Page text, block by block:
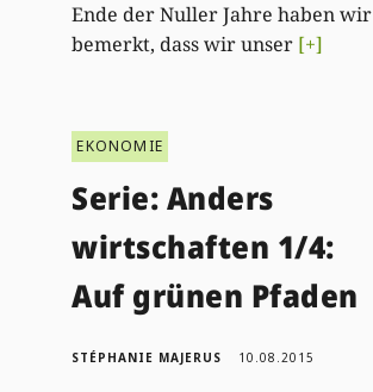
Ende der Nuller Jahre haben wir
bemerkt, dass wir unser [+]
EKONOMIE
Serie: Anders
wirtschaften 1/4:
Auf grünen Pfaden
STÉPHANIE MAJERUS 10.08.2015